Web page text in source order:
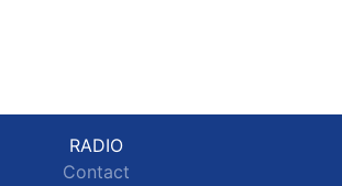
RADIO
Contact